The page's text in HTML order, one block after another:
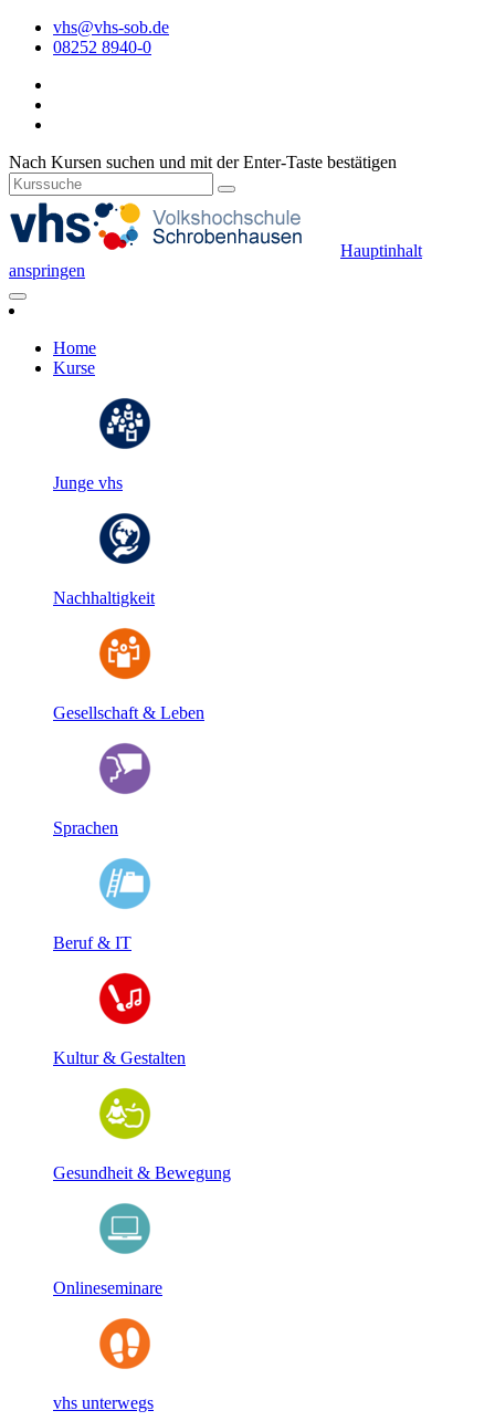
vhs@vhs-sob.de
08252 8940-0
Nach Kursen suchen und mit der Enter-Taste bestätigen
Hauptinhalt
anspringen
Home
Kurse
Junge vhs
Nachhaltigkeit
Gesellschaft & Leben
Sprachen
Beruf & IT
Kultur & Gestalten
Gesundheit & Bewegung
Onlineseminare
vhs unterwegs